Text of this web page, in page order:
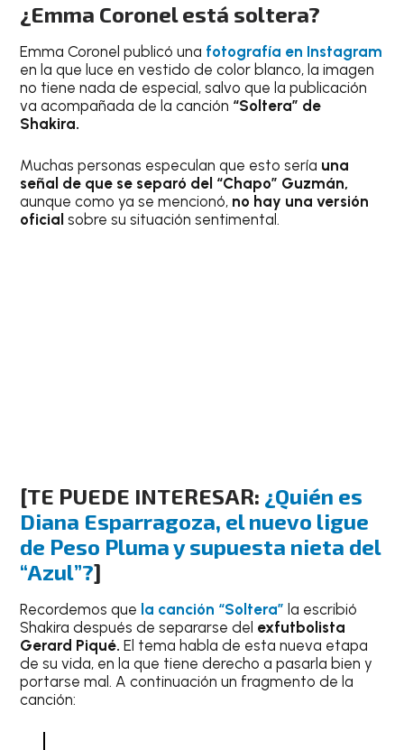
¿Emma Coronel está soltera?
Emma Coronel publicó una fotografía en Instagram
en la que luce en vestido de color blanco, la imagen
no tiene nada de especial, salvo que la publicación
va acompañada de la canción “Soltera” de
Shakira.
Muchas personas especulan que esto sería una
señal de que se separó del “Chapo” Guzmán,
aunque como ya se mencionó, no hay una versión
oficial sobre su situación sentimental.
[TE PUEDE INTERESAR: ¿Quién es
Diana Esparragoza, el nuevo ligue
de Peso Pluma y supuesta nieta del
“Azul”?]
Recordemos que la canción “Soltera” la escribió
Shakira después de separarse del exfutbolista
Gerard Piqué. El tema habla de esta nueva etapa
de su vida, en la que tiene derecho a pasarla bien y
portarse mal. A continuación un fragmento de la
canción: